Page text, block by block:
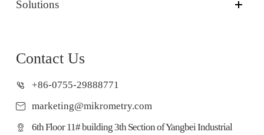
Solutions
Contact Us
+86-0755-29888771
marketing@mikrometry.com
6th Floor 11# building 3th Section of Yangbei Industrial